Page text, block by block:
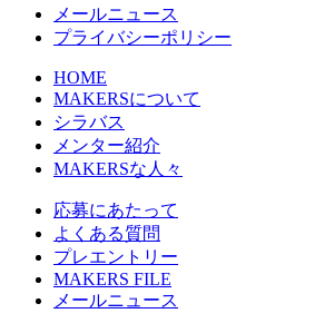
メールニュース
プライバシーポリシー
HOME
MAKERSについて
シラバス
メンター紹介
MAKERSな人々
応募にあたって
よくある質問
プレエントリー
MAKERS FILE
メールニュース